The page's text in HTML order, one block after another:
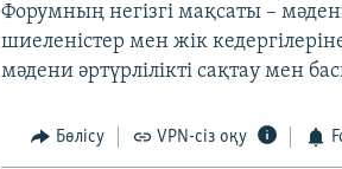
Форумның негізгі мақсаты –
шиеленістер мен жік
мәдени әртүрлілікті сақтау мен
Бөлісу VPN-сіз оқу